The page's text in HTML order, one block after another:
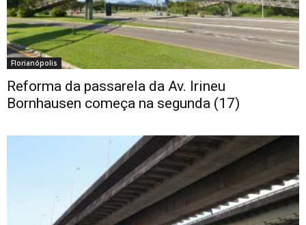
Florianópolis
Reforma da passarela da Av. Irineu
Bornhausen começa na segunda (17)